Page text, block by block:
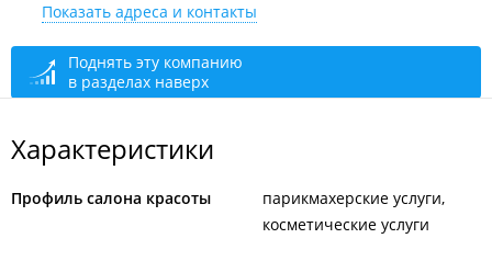
+7 (423) 205-36-45
закрыто, откроется в 10:00
Показать адреса и контакты
Поднять эту компанию
в разделах наверх
Характеристики
Профиль салона красоты
парикмахерские услуги
косметические услуги